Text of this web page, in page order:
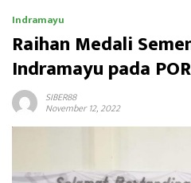
Indramayu
Raihan Medali
Indramayu pada
SIBER88
November 12, 2022